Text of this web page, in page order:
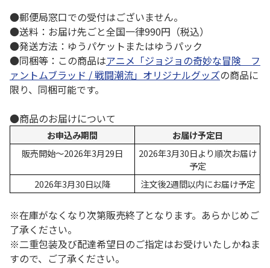
●郵便局窓口での受付はございません。
●送料：お届け先ごと全国一律990円（税込）
●発送方法：ゆうパケットまたはゆうパック
●同梱等：この商品はアニメ「ジョジョの奇妙な冒険 フ
ァントムブラッド / 戦闘潮流」オリジナルグッズの商品に
限り、同梱可能です。
●商品のお届けについて
お申込み期間
お届け予定日
販売開始～2026年3月29日
2026年3月30日より順次お届け
予定
2026年3月30日以降
注文後2週間以内にお届け予定
※在庫がなくなり次第販売終了となります。あらかじめご
了承ください。
※二重包装及び配達希望日のご指定はお受けいたしかねま
すので、ご了承ください。